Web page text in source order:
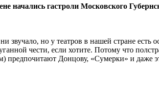
начались гастроли Московского
звучало, но у театров в нашей стране есть
чести, если хотите. Потому что
предпочитают Донцову, «Сумерки» и даже